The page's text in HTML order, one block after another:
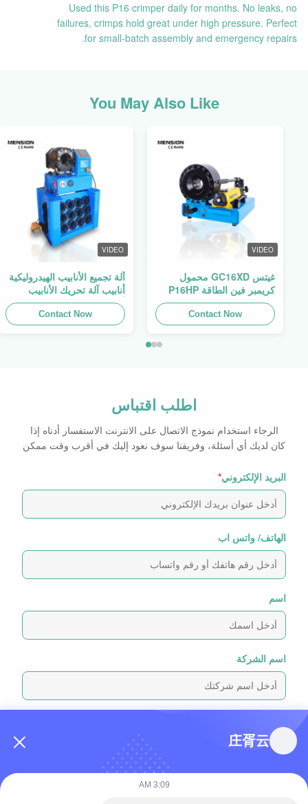
Used this P16 crimper daily for months. No leaks, no
failures, crimps hold great under high pressure. Perfect
for small-batch assembly and emergency repairs.
You May Also Like
VIDEO
غيتس GC16XD محمول
كريمبر فين الطاقة P16HP
يدوي كابل هيدروليك كريمبر
للبيع
Contact Now
VIDEO
آلة تجميع الأنابيب الهيدروليكية
أنابيب آلة تحريك الأنابيب
أنابيب المطبخ فين السلطة
Swager
Contact Now
اطلب اقتباس
الرجاء استخدام نموذج الاتصال على الانترنت الاستفسار أدناه إذا
كان لديك أي أسئلة، وفريقنا سوف نعود إليك في أقرب وقت ممكن
البريد الإلكتروني*
الهاتف/ واتس اب
اسم
اسم الشركة
庄胥云
3:09 AM